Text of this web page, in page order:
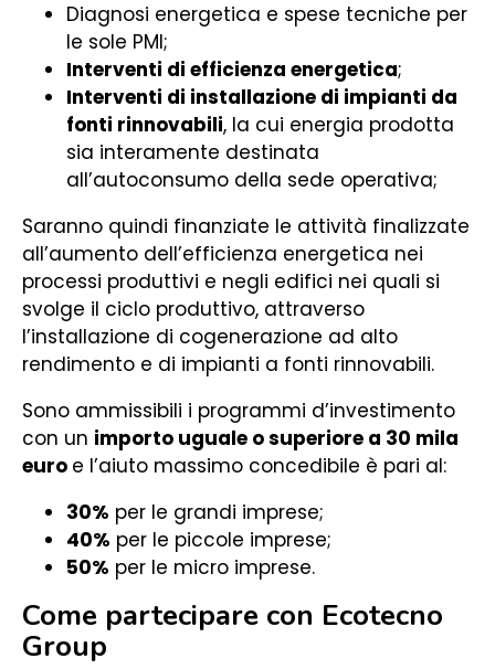
Diagnosi energetica e spese tecniche per
le sole PMI;
Interventi di efficienza energetica;
Interventi di installazione di impianti da
fonti rinnovabili, la cui energia prodotta
sia interamente destinata
all’autoconsumo della sede operativa;
Saranno quindi finanziate le attività finalizzate
all’aumento dell’efficienza energetica nei
processi produttivi e negli edifici nei quali si
svolge il ciclo produttivo, attraverso
l’installazione di cogenerazione ad alto
rendimento e di impianti a fonti rinnovabili.
Sono ammissibili i programmi d’investimento
con un importo uguale o superiore a 30 mila
euro e l’aiuto massimo concedibile è pari al:
30% per le grandi imprese;
40% per le piccole imprese;
50% per le micro imprese.
Come partecipare con Ecotecno
Group